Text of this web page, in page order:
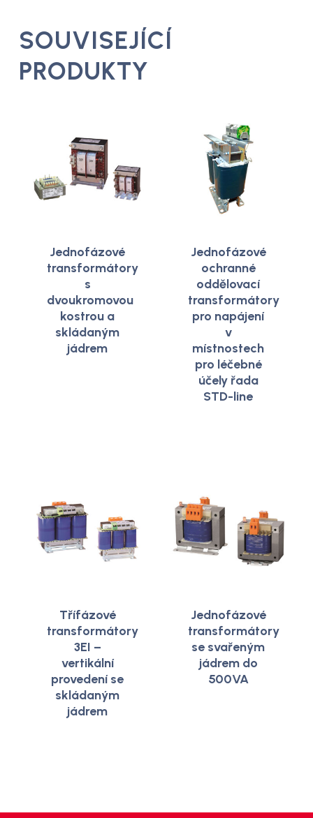
SOUVISEJÍCÍ
PRODUKTY
Jednofázové
transformátory
s
dvoukromovou
kostrou a
skládaným
jádrem
Jednofázové
ochranné
oddělovací
transformátory
pro napájení
v
místnostech
pro léčebné
účely řada
STD-line
Třífázové
transformátory
3EI –
vertikální
provedení se
skládaným
jádrem
Jednofázové
transformátory
se svařeným
jádrem do
500VA